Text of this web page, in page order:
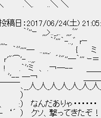
.＼. ..＼ ＼
投稿日：2017/06/24(土)
,,,.ﾞ"
｀ﾞ'''｀-..,゛ rｰ
..,,,_. { ミ ｀'-
´ﾞ"''―｀''' ｰ＝ .｀
'ミ 、 .￢―-- ＿＿
―￢ ＿＿＿
￣￣￣ ､__人_人_人_
） （
んだありゃ・
撃ってきたぞ！